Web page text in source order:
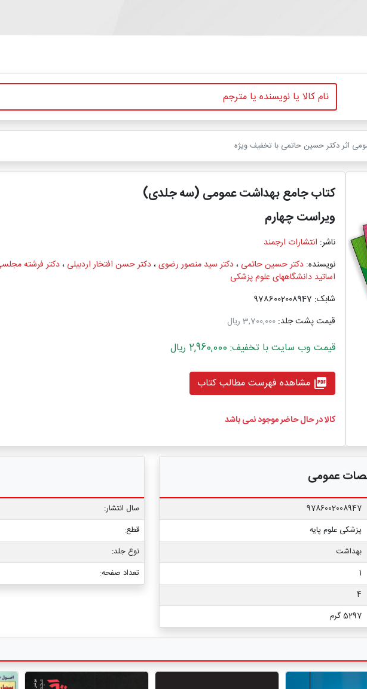
اثر دکتر حسین حاتمی با تخفیف ویژه
کتاب جامع بهداشت عمومی (سه جلدی)
ویراست چهارم
ناشر: انتشارات ارجمند
نویسنده: دکتر حسین حاتمی ،دکتر سید منصور رضوی،دکتر حسن افتخار اردبیلی ،دکتر فرشته
اساتید دانشگاههای علوم پزشکی
شابک: 9786002008947
قیمت پشت جلد: 3,700,000 ریال
قیمت وب سایت با تخفیف: 2,960,000 ریال
picture_as_pdf مشاهده فهرست مطالب کتاب
کالا در حال حاضر موجود نمی باشد
عمومی
9786002008947
پزشکی علوم پایه
بهداشت
1
4
5297 گرم
سال انتشار:
قطع:
نوع جلد:
تعداد صفحه: